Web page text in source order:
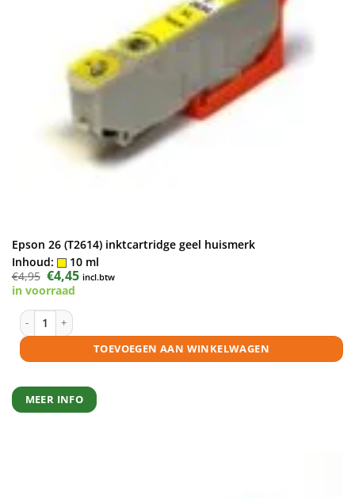
Epson 26 (T2614) inktcartridge geel huismerk
Inhoud:
10 ml
€4,95 Oorspronkelijke
prijs
was:
€4,45Huidige
prijs
incl.btw
in voorraad
Epson 26 (T2614) inktcartridge geel huismerk aantal
TOEVOEGEN AAN WINKELWAGEN
MEER INFO